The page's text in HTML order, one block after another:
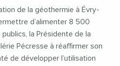
de la géothermie à Évry-
d’alimenter 8 500
la Présidente de la
Pécresse à réaffirmer son
de développer l’utilisation